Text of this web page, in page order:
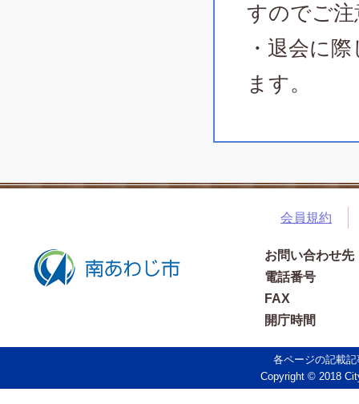
すのでご
・退会に
ます。
会員規約
お問い合わせ先
電話番号
FAX
開庁時間
各ページの記載
Copyright © 2018